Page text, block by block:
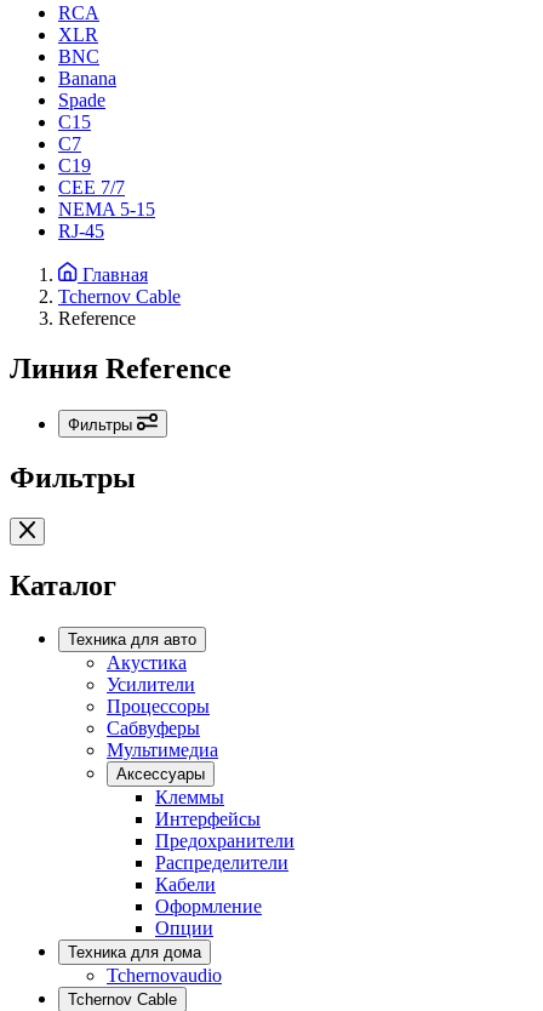
RCA
XLR
BNC
Banana
Spade
C15
С7
C19
CEE 7/7
NEMA 5-15
RJ-45
Главная
Tchernov Cable
Reference
Линия Reference
Фильтры
Фильтры
Каталог
Техника для авто
Акустика
Усилители
Процессоры
Сабвуферы
Мультимедиа
Аксессуары
Клеммы
Интерфейсы
Предохранители
Распределители
Кабели
Оформление
Опции
Техника для дома
Tchernovaudio
Tchernov Cable